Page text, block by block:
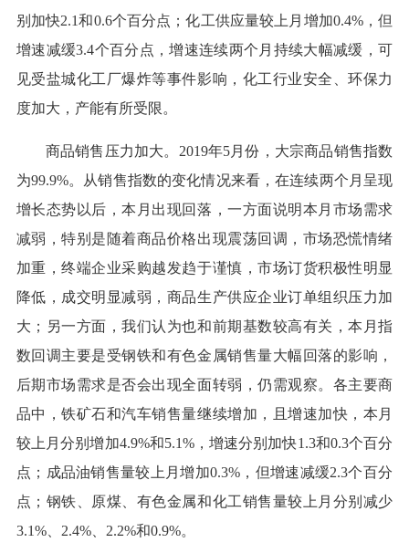
别加快2.1和0.6个百分点；化工供应量较上月增加0.4%，但
增速减缓3.4个百分点，增速连续两个月持续大幅减缓，可
见受盐城化工厂爆炸等事件影响，化工行业安全、环保力
度加大，产能有所受限。
商品销售压力加大。2019年5月份，大宗商品销售指数
为99.9%。从销售指数的变化情况来看，在连续两个月呈现
增长态势以后，本月出现回落，一方面说明本月市场需求
减弱，特别是随着商品价格出现震荡回调，市场恐慌情绪
加重，终端企业采购越发趋于谨慎，市场订货积极性明显
降低，成交明显减弱，商品生产供应企业订单组织压力加
大；另一方面，我们认为也和前期基数较高有关，本月指
数回调主要是受钢铁和有色金属销售量大幅回落的影响，
后期市场需求是否会出现全面转弱，仍需观察。各主要商
品中，铁矿石和汽车销售量继续增加，且增速加快，本月
较上月分别增加4.9%和5.1%，增速分别加快1.3和0.3个百分
点；成品油销售量较上月增加0.3%，但增速减缓2.3个百分
点；钢铁、原煤、有色金属和化工销售量较上月分别减少
3.1%、2.4%、2.2%和0.9%。